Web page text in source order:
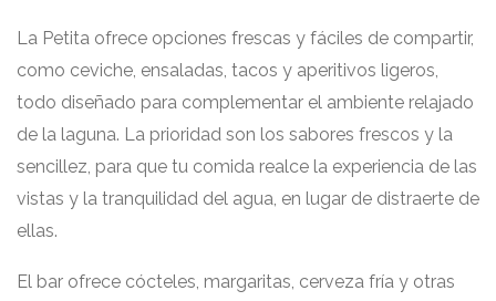
La Petita ofrece opciones frescas y fáciles de compartir,
como ceviche, ensaladas, tacos y aperitivos ligeros,
todo diseñado para complementar el ambiente relajado
de la laguna. La prioridad son los sabores frescos y la
sencillez, para que tu comida realce la experiencia de las
vistas y la tranquilidad del agua, en lugar de distraerte de
ellas.
El bar ofrece cócteles, margaritas, cerveza fría y otras